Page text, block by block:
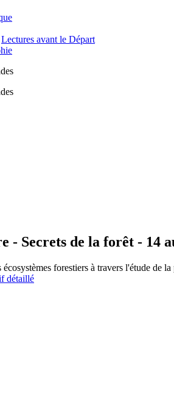
Lectures avant le Départ
Secrets de la forêt - 14
écosystèmes forestiers à travers l'étude de
détaillé